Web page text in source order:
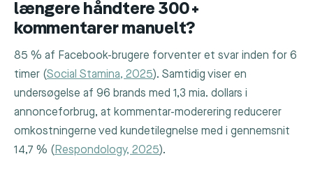
længere håndtere 300+
kommentarer manuelt?
85 % af Facebook-brugere forventer et svar inden for 6
timer (Social Stamina, 2025). Samtidig viser en
undersøgelse af 96 brands med 1,3 mia. dollars i
annonceforbrug, at kommentar-moderering reducerer
omkostningerne ved kundetilegnelse med i gennemsnit
14,7 % (Respondology, 2025).